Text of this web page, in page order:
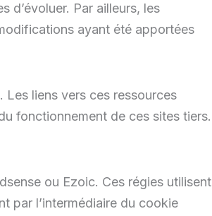
d’évoluer. Par ailleurs, les
ayant été apportées
Les liens vers ces ressources
fonctionnement de ces sites tiers.
ou Ezoic. Ces régies utilisent
par l’intermédiaire du cookie